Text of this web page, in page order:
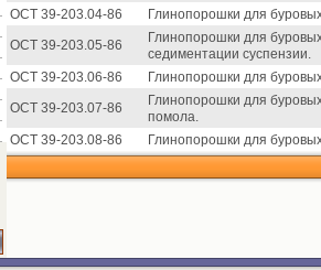
ОСТ 39-203.04-86
Глинопорошки для
ОСТ 39-203.05-86
Глинопорошки для
седиментации суспензии.
ОСТ 39-203.06-86
Глинопорошки для
ОСТ 39-203.07-86
Глинопорошки для
помола.
ОСТ 39-203.08-86
Глинопорошки для